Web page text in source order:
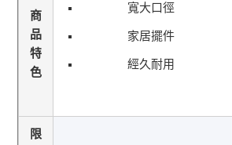
商
品
特
色
寬大口徑
家居擺件
經久耐用
限